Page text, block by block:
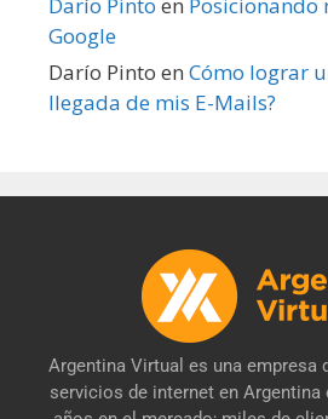
Google
Darío Pinto en Cómo lograr
llegada de mis E-Mails?
Argentina Virtual es una empresa
servicios de internet en Argentina